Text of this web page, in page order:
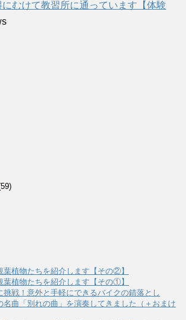
むけて教習所に通っています【体験
葉植物たちを紹介します【その②】
葉植物たちを紹介します【その①】
挑戦！意外と手軽にできるバイクの錆落とし
名曲「別れの曲」を演奏してきました（＋おまけ